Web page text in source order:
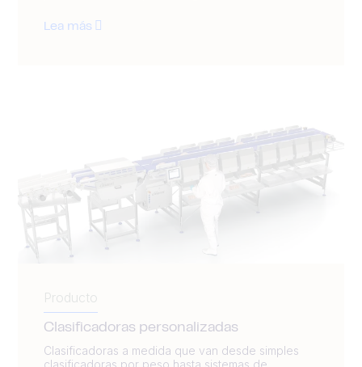
Lea más
Producto
Clasificadoras personalizadas
Clasificadoras a medida que van desde simples